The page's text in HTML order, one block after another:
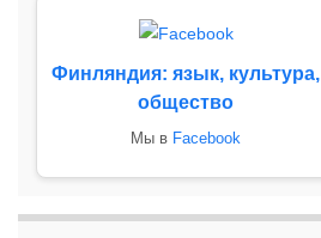
Финляндия: язык, культура,
общество
Мы в Facebook